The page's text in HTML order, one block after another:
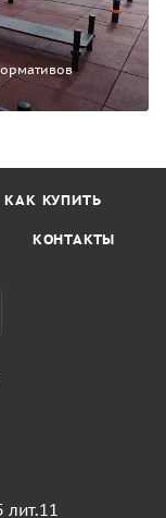
КАК КУПИТЬ
КОНТАКТЫ
лит.11